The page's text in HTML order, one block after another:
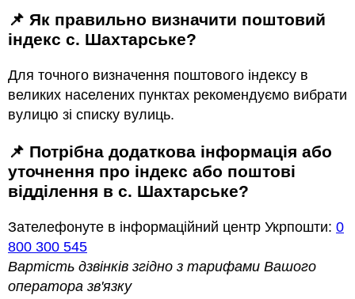
📌 Як правильно визначити поштовий
індекс с. Шахтарське?
Для точного визначення поштового індексу в
великих населених пунктах рекомендуємо вибрати
вулицю зі списку вулиць.
📌 Потрібна додаткова інформація або
уточнення про індекс або поштові
відділення в с. Шахтарське?
Зателефонуте в інформаційний центр Укрпошти: 0
800 300 545
Вартість дзвінків згідно з тарифами Вашого
оператора зв'язку